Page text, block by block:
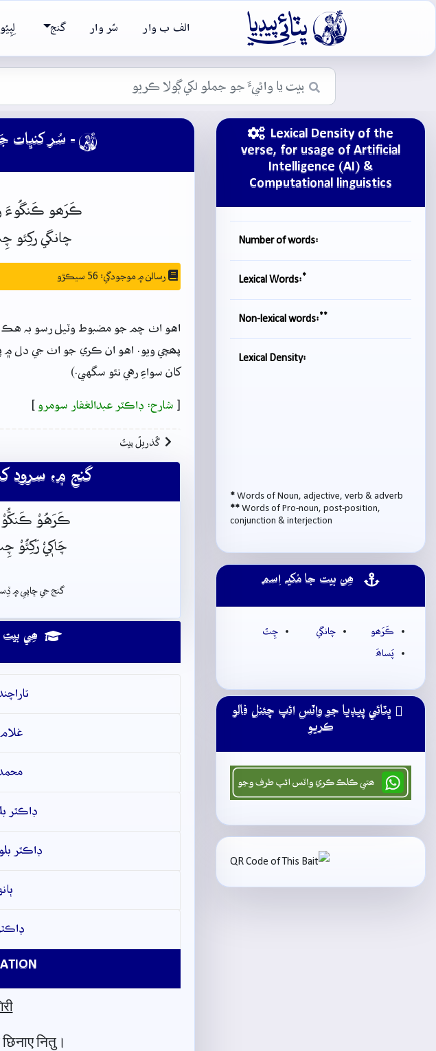
 الف ب وار سُر وار گنج
Lexical Density of the
verse, for usage of Artificial
Intelligence (AI) &
Computational linguistics
Number of words:
Lexical Words:*
Non-lexical words:**
Lexical Density:
* Words of Noun, adjective, verb & adverb
** Words of Pro-noun, post-position,
conjunction & interjection
ھِن بيت جا مُکيہ اِسم
ڪَرَھو چانگي
چِتُ
پَساھَ
ڀٽائي پيڊيا جو واٽس ائپ چئنل فالو
ڪريو
 - سُر کنڀات
ڪَرَھو ڪَنگُوءَ
چانگيرکِئو
رسالن ۾ موجودگي: 56 سيڪڙو
اهو اٺ چم جو مضبوط وٽيل رسو بہ
پھچي ويو. اهو ان ڪري جو اٺ جي دل ۾
کان سواءِ رهي نٿو سگهي.)
[ شارح: ڊاڪٽر عبدالغفار سومرو ]
گُذريلُ بيتُ
گنج ۾، سرود
ڪَرَهُوْ ڪَنکُّوْءَ
چَاکٖيْ رَکِئُوْ
گنج جي ڇاپي ۾
ھِي بيت
ڊاڪٽر
ڊاڪٽر بلوچ
नितु।